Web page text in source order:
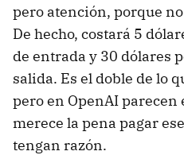
pero atención, porque
De hecho, costará 5
de entrada y 30 dólares
salida. Es el doble de lo
pero en OpenAI parecen
merece la pena pagar
tengan razón.